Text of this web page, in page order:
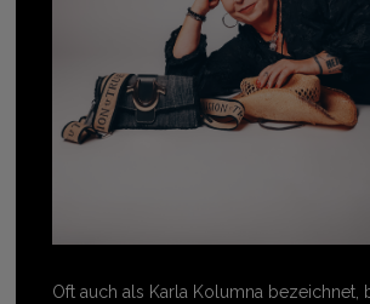
Oft auch als Karla Kolumna bezeichnet,